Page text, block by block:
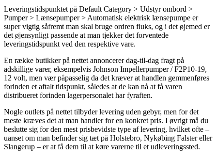
Leveringstidspunktet på Default Category > Udstyr ombord >
Pumper > Lænsepumper > Automatisk elektrisk lænsepumpe er
super vigtig såfremt man skal bruge ordren fluks, og i det øjemed er
det øjensynligt passende at man tjekker det forventede
leveringstidspunkt ved den respektive vare.
En række butikker på nettet annoncerer dag-til-dag fragt på
adskillige varer, eksempelvis Johnson Impellerpumper / F2P10-19,
12 volt, men vær påpasselig da det kræver at handlen gemmenføres
forinden et aftalt tidspunkt, således at de kan nå at få varen
distribueret forinden lagerpersonalet har fyraften.
Nogle outlets på nettet tilbyder levering uden gebyr, men for det
meste kræves det at man handler for en konkret pris. I øvrigt må du
beslutte sig for den mest prisbevidste type af levering, hvilket ofte –
uanset om man befinder sig tæt på Holstebro, Nykøbing Falster eller
Slangerup – er at få dem til at køre varerne til et udleveringssted.